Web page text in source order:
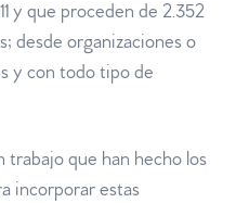
y que proceden de 2.352
desde organizaciones o
y con todo tipo de
trabajo que han hecho los
incorporar estas